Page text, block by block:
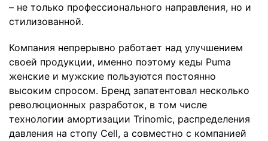
– не только профессионального направления, но и
стилизованной.
Компания непрерывно работает над улучшением
своей продукции, именно поэтому кеды Puma
женские и мужские пользуются постоянно
высоким спросом. Бренд запатентовал несколько
революционных разработок, в том числе
технологии амортизации Trinomic, распределения
давления на стопу Cell, а совместно с компанией